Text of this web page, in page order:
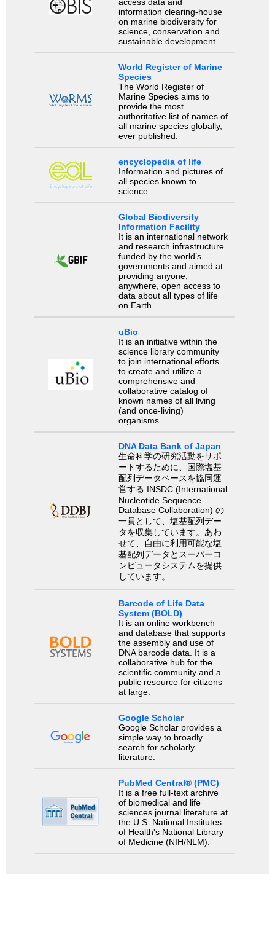
information clearing-house
on marine biodiversity for
science, conservation and
sustainable development.
World Register of Marine
Species
The World Register of
Marine Species aims to
provide the most
authoritative list of names of
all marine species globally,
ever published.
encyclopedia of life
Information and pictures of
all species known to
science.
Global Biodiversity
Information Facility
It is an international network
and research infrastructure
funded by the world’s
governments and aimed at
providing anyone,
anywhere, open access to
data about all types of life
on Earth.
uBio
It is an initiative within the
science library community
to join international efforts
to create and utilize a
comprehensive and
collaborative catalog of
known names of all living
(and once-living)
organisms.
DNA Data Bank of Japan
生命科学の研究活動をサポ
ートするために、国際塩基
配列データベースを協同運
営する INSDC (International
Nucleotide Sequence
Database Collaboration) の
一員として、塩基配列デー
タを収集しています。あわ
せて、自由に利用可能な塩
基配列データとスーパーコ
ンピュータシステムを提供
しています。
Barcode of Life Data
System (BOLD)
It is an online workbench
and database that supports
the assembly and use of
DNA barcode data. It is a
collaborative hub for the
scientific community and a
public resource for citizens
at large.
Google Scholar
Google Scholar provides a
simple way to broadly
search for scholarly
literature.
PubMed Central® (PMC)
It is a free full-text archive
of biomedical and life
sciences journal literature at
the U.S. National Institutes
of Health's National Library
of Medicine (NIH/NLM).